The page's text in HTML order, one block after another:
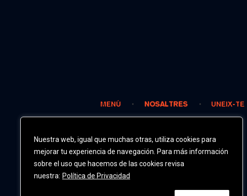
Nuestra web, igual que muchas otras, utiliza cookies para
mejorar tu experiencia de navegación. Para más información
sobre el uso que hacemos de las cookies revisa
nuestra: Política de Privacidad
MENÚ NOSALTRES UNEIX-TE